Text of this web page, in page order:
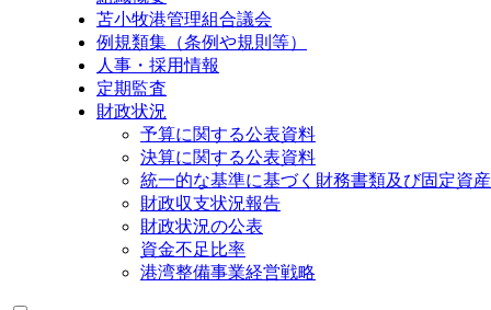
苫小牧港管理組合議会
例規類集（条例や規則等）
人事・採用情報
定期監査
財政状況
予算に関する公表資料
決算に関する公表資料
統一的な基準に基づく財務書類及び固定資
財政収支状況報告
財政状況の公表
資金不足比率
港湾整備事業経営戦略